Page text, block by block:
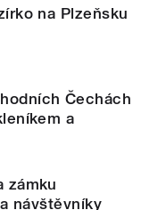
na Plzeňsku
Čechách
a
zámku
návštěvníky